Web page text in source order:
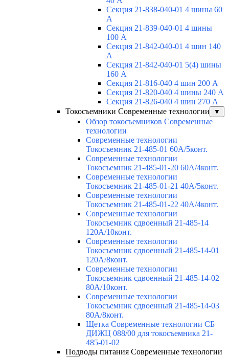
Секция 21-838-040-01 4 шины 60
А
Секция 21-839-040-01 4 шины
100 А
Секция 21-842-040-01 4 шин 140
А
Секция 21-842-040-01 5(4) шины
160 А
Секция 21-816-040 4 шин 200 А
Секция 21-820-040 4 шины 240 А
Секция 21-826-040 4 шин 270 А
Токосъемники Современные технологии
▼
Обзор токосъемников Современные
технологии
Современные технологии
Токосъемник 21-485-01 60А/5конт.
Современные технологии
Токосъемник 21-485-01-20 60А/4конт.
Современные технологии
Токосъемник 21-485-01-21 40А/5конт.
Современные технологии
Токосъемник 21-485-01-22 40А/4конт.
Современные технологии
Токосъемник сдвоенный 21-485-14
120А/10конт.
Современные технологии
Токосъемник сдвоенный 21-485-14-01
120А/8конт.
Современные технологии
Токосъемник сдвоенный 21-485-14-02
80А/10конт.
Современные технологии
Токосъемник сдвоенный 21-485-14-03
80А/8конт.
Щетка Современные технологии СБ
ДИЖЦ 088/00 для токосъемника 21-
485-01-02
Подводы питания Современные технологии